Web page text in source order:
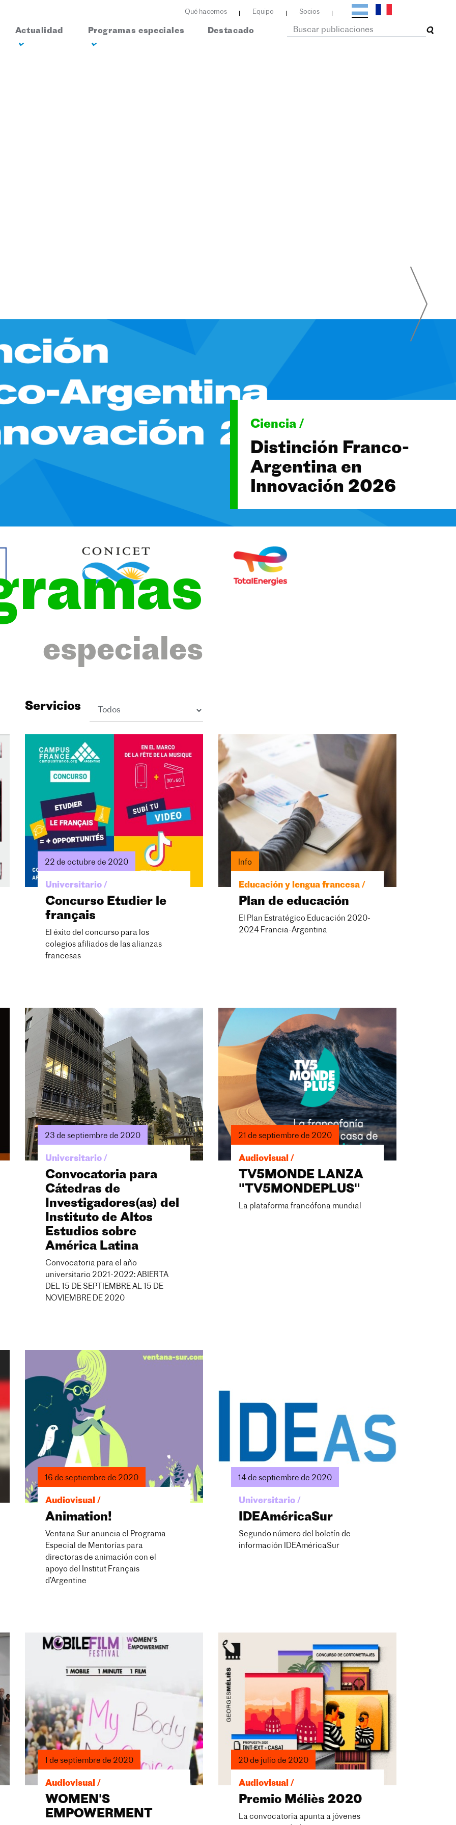
Qué hacemos Equipo Socios
Actualidad Programas especiales Destacado
Ciencia /
Distinción Franco-
Argentina en
Innovación 2026
especiales
Servicios
22 de octubre de 2020
Universitario /
Concurso Etudier le
français
El éxito del concurso para los
colegios afiliados de las alianzas
francesas
Info
Educación y lengua francesa /
Plan de educación
El Plan Estratégico Educación 2020-
2024 Francia-Argentina
23 de septiembre de 2020
Universitario /
Convocatoria para
Cátedras de
Investigadores(as) del
Instituto de Altos
Estudios sobre
América Latina
Convocatoria para el año
universitario 2021-2022: ABIERTA
DEL 15 DE SEPTIEMBRE AL 15 DE
NOVIEMBRE DE 2020
21 de septiembre de 2020
Audiovisual /
TV5MONDE LANZA
"TV5MONDEPLUS"
La plataforma francófona mundial
16 de septiembre de 2020
Audiovisual /
Animation!
Ventana Sur anuncia el Programa
Especial de Mentorías para
directoras de animación con el
apoyo del Institut Français
d’Argentine
14 de septiembre de 2020
Universitario /
IDEAméricaSur
Segundo número del boletín de
información IDEAméricaSur
1 de septiembre de 2020
Audiovisual /
WOMEN'S
EMPOWERMENT
20 de julio de 2020
Audiovisual /
Premio Méliès 2020
La convocatoria apunta a jóvenes